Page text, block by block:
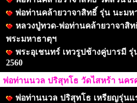
พ่อท่านคล้ายวาจาสิทธิ์ รุ่น นะมห
หลวงปู่ทวด-พ่อท่านคล้ายวาจาสิ
พระมหาธาตุฯ
พระอุเชนทร์ เทวรูปช้างคู่บารมี
2560
พ่อท่านนวล ปริสุทโธ วัดไสหร้า นคร
พ่อท่านนวล ปริสุทโธ เหรียญรุ่นแ